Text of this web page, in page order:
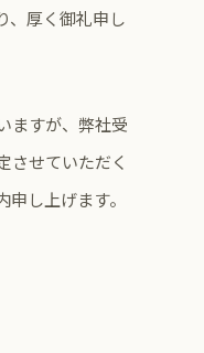
、厚く御礼申し
ますが、弊社受
させていただく
し上げます。